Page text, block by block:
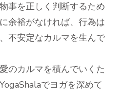
事を正しく判断するため
余裕がなければ、行為は
不安定なカルマを生んで
のカルマを積んでいくた
でヨガを深めて